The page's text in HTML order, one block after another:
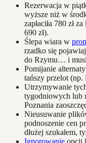
Rezerwacja w
wyższe niż w
zapłaciła 780 zł
690 zł).
Ślepa wiara w
rzadko się
do Rzymu… i
Pomijanie
tańszy przelot
Utrzymywanie
tygodniowych lub
Poznania
Nieusuwanie
podnoszenie cen
dłużej szukałem,
Ignorowanie opcji